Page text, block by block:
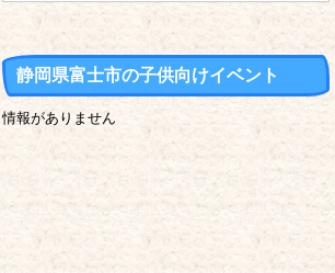
静岡県富士市の子供向けイベント
情報がありません